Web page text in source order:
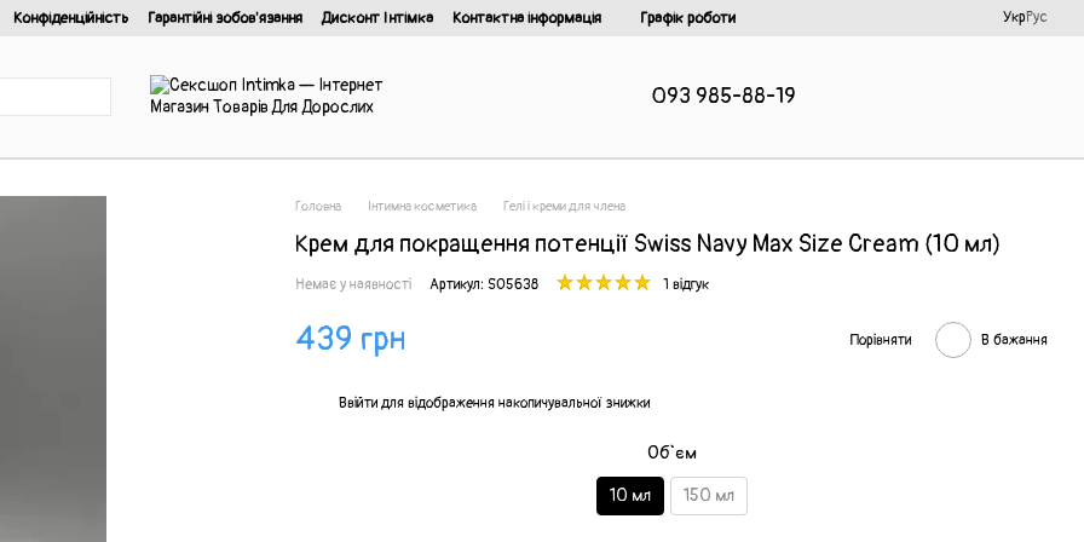
Конфіденційність Гарантійні зобов'язання Дисконт Інтімка Контактна інформація
Графік роботи
УкрРус
093 985-88-19
Головна Інтимна косметика Гелі і креми для члена
Крем для покращення потенції Swiss Navy Max Size Cream (10 мл)
Немає у наявності Артикул: SO5638 1 відгук
439 грн Порівняти В бажання
Ввійти для відображення накопичувальної знижки
Об`єм
10 мл 150 мл